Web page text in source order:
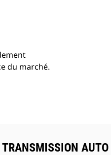
du marché.
TRANSMISSION AUTO